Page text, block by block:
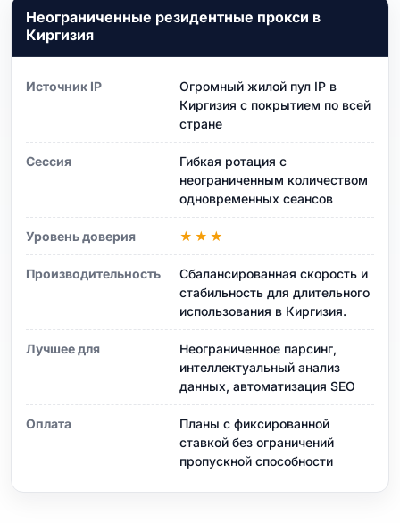
Неограниченные резидентные прокси в
Киргизия
Источник IP
Огромный жилой пул IP в
Киргизия с покрытием по всей
стране
Сессия
Гибкая ротация с
неограниченным количеством
одновременных сеансов
Уровень доверия ★★★
Производительность
Сбалансированная скорость и
стабильность для длительного
использования в Киргизия.
Лучшее для
Неограниченное парсинг,
интеллектуальный анализ
данных, автоматизация SEO
Оплата
Планы с фиксированной
ставкой без ограничений
пропускной способности